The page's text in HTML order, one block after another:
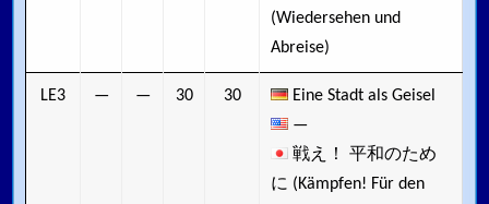
(Wiedersehen und
Abreise)
LE3 — — 30 30
Eine Stadt als Geisel
—
戦え！ 平和のため
に (Kämpfen! Für den